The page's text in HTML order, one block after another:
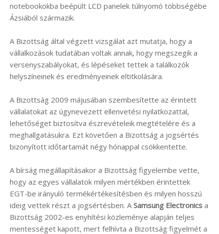
notebookokba beépült LCD panelek túlnyomó többségébe
Ázsiából származik.
A Bizottság által végzett vizsgálat azt mutatja, hogy a
vállalkozások tudatában voltak annak, hogy megszegik a
versenyszabályokat, és lépéseket tettek a találkozók
helyszíneinek és eredményeinek eltitkolására.
A Bizottság 2009 májusában szembesítette az érintett
vállalatokat az úgynevezett ellenvetési nyilatkozattal,
lehetőséget biztosítva észrevételeik megtételére és a
meghallgatásukra. Ezt követően a Bizottság a jogsértés
bizonyított időtartamát négy hónappal csökkentette.
A bírság megállapításakor a Bizottság figyelembe vette,
hogy az egyes vállalatok milyen mértékben érintettek
EGT-be irányuló termékértékesítésben és milyen hosszú
ideig vettek részt a jogsértésben. A Samsung Electronics a
Bizottság 2002-es enyhítési közleménye alapján teljes
mentességet kapott, mert felhívta a Bizottság figyelmét a